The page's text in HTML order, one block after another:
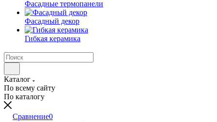
Фасадные термопанели
Фасадный декор
Гибкая керамика
Каталог
По всему сайту
По каталогу
Сравнение0